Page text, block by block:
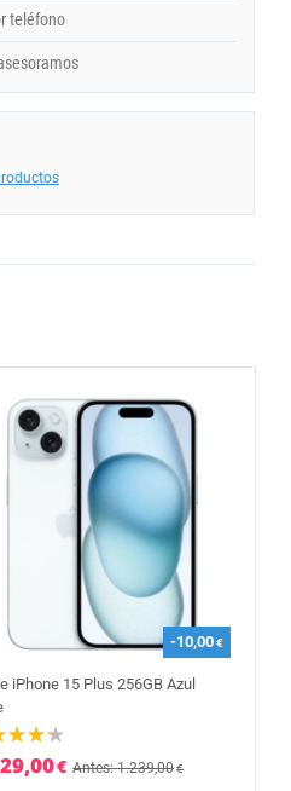
teléfono
-10,00€
iPhone 15 Plus 256GB Azul
€ Antes: 1.239,00€